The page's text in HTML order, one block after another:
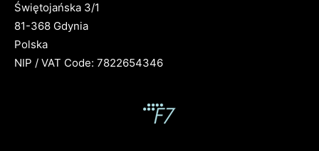
Świętojańska 3/1
81-368 Gdynia
Polska
NIP / VAT Code: 7822654346